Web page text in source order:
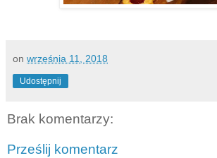
on września 11, 2018
Udostępnij
Brak komentarzy:
Prześlij komentarz